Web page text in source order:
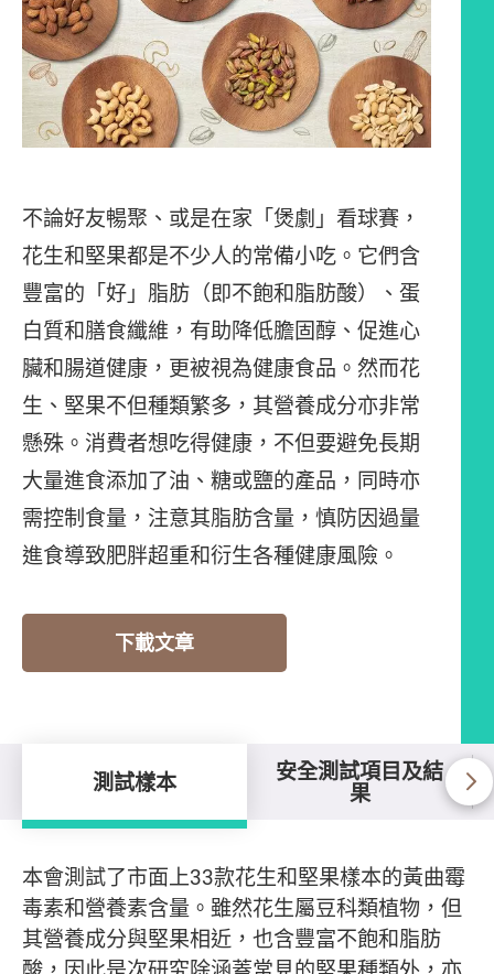
不論好友暢聚、或是在家「煲劇」看球賽，
花生和堅果都是不少人的常備小吃。它們含
豐富的「好」脂肪（即不飽和脂肪酸）、蛋
白質和膳食纖維，有助降低膽固醇、促進心
臟和腸道健康，更被視為健康食品。然而花
生、堅果不但種類繁多，其營養成分亦非常
懸殊。消費者想吃得健康，不但要避免長期
大量進食添加了油、糖或鹽的產品，同時亦
需控制食量，注意其脂肪含量，慎防因過量
進食導致肥胖超重和衍生各種健康風險。
下載文章
測試樣本 安全測試項目及結
果
測試樣本
本會測試了市面上33款花生和堅果樣本的黃曲霉
毒素和營養素含量。雖然花生屬豆科類植物，但
其營養成分與堅果相近，也含豐富不飽和脂肪